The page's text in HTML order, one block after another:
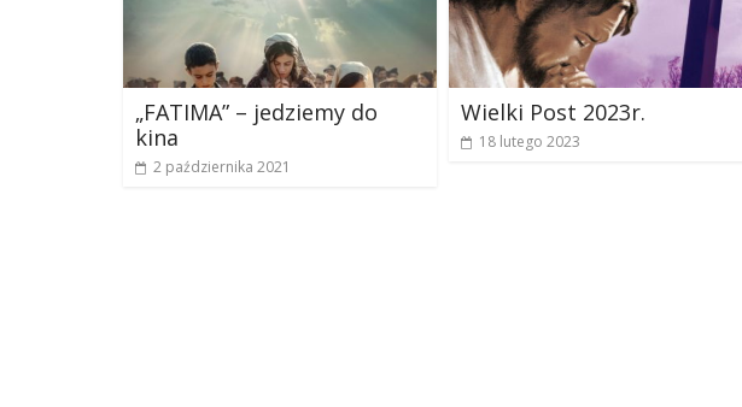
„FATIMA” – jedziemy do
kina
2 października 2021
Wielki Post 2023r.
18 lutego 2023